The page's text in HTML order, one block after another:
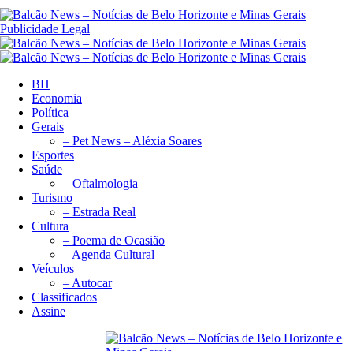
Publicidade Legal
BH
Economia
Política
Gerais
– Pet News – Aléxia Soares
Esportes
Saúde
– Oftalmologia
Turismo
– Estrada Real
Cultura
– Poema de Ocasião
– Agenda Cultural
Veículos
– Autocar
Classificados
Assine